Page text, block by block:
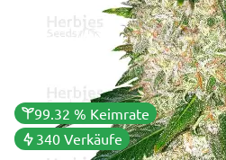
99.32 % Keimrate
340 Verkäufe